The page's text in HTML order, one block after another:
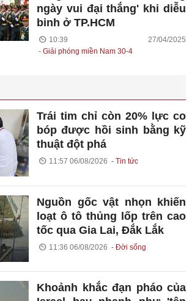
ngày vui đại thắng' khi diễu
binh ở TP.HCM
10:39 27/04/2025
Giải phóng miền Nam 30-4
Trái tim chỉ còn 20% lực co
bóp được hồi sinh bằng kỹ
thuật đột phá
11:57 06/08/2026 Tin tức
Nguồn gốc vật nhọn khiến
loạt ô tô thủng lốp trên cao
tốc qua Gia Lai, Đắk Lắk
11:36 06/08/2026 Đời sống
Khoảnh khắc đạn pháo của